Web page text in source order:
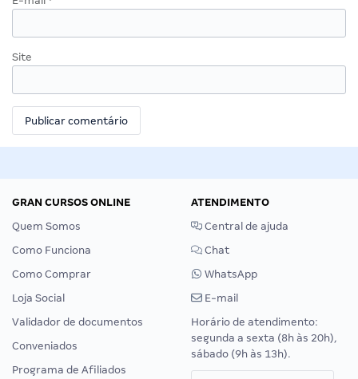
Site
GRAN CURSOS ONLINE
Quem Somos
Como Funciona
Como Comprar
Loja Social
Validador de documentos
Conveniados
Programa de Afiliados
ATENDIMENTO
Central de ajuda
Chat
WhatsApp
E-mail
Horário de atendimento:
segunda a sexta (8h às 20h),
sábado (9h às 13h).